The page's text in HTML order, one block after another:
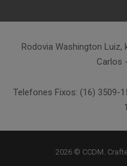
Rodovia Washington Luiz,
Carlos
Telefones Fixos: (16) 3509-
2026 © CCDM.